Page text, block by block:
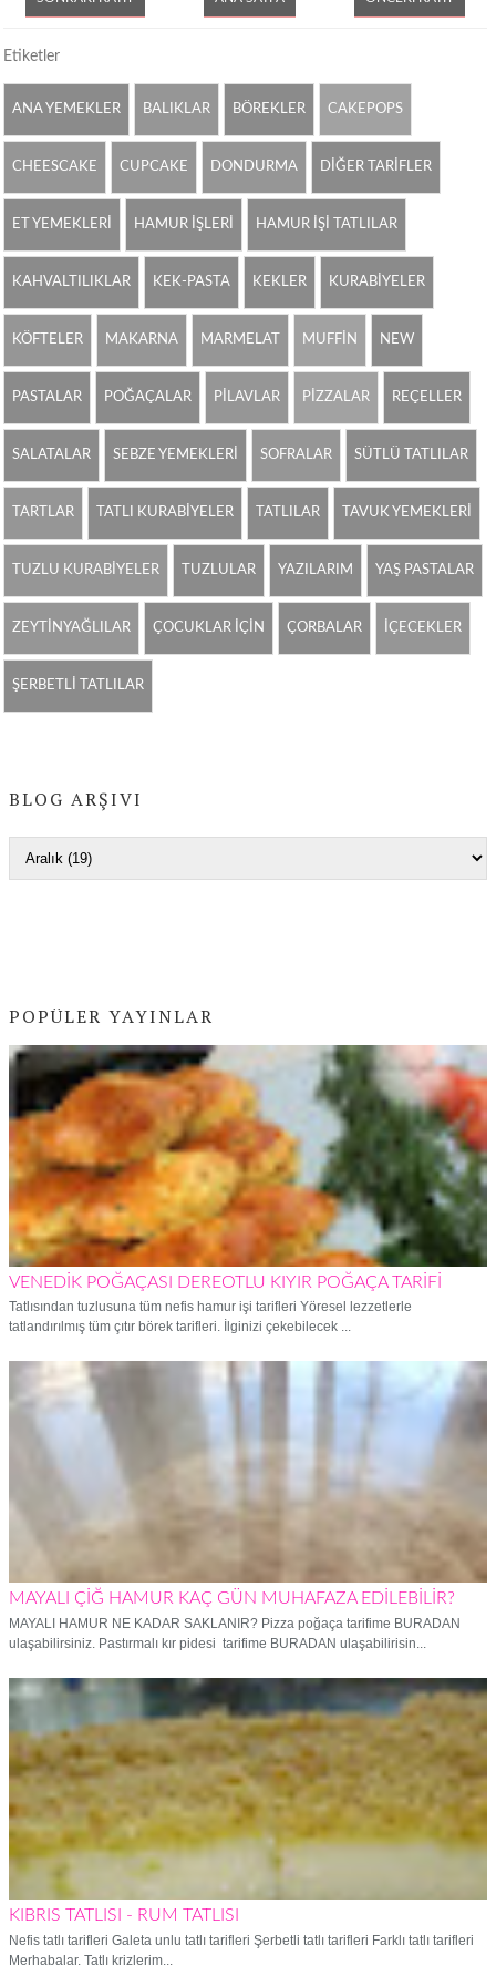
Etiketler
ANA YEMEKLER BALIKLAR BÖREKLER CAKEPOPS
CHEESCAKE CUPCAKE DONDURMA DİĞER TARİFLER
ET YEMEKLERİ HAMUR İŞLERİ HAMUR İŞİ TATLILAR
KAHVALTILIKLAR KEK-PASTA KEKLER KURABİYELER
KÖFTELER MAKARNA MARMELAT MUFFİN NEW
PASTALAR POĞAÇALAR PİLAVLAR PİZZALAR REÇELLER
SALATALAR SEBZE YEMEKLERİ SOFRALAR SÜTLÜ TATLILAR
TARTLAR TATLI KURABİYELER TATLILAR TAVUK YEMEKLERİ
TUZLU KURABİYELER TUZLULAR YAZILARIM YAŞ PASTALAR
ZEYTİNYAĞLILAR ÇOCUKLAR İÇİN ÇORBALAR İÇECEKLER
ŞERBETLİ TATLILAR
BLOG ARŞIVI
POPÜLER YAYINLAR
VENEDİK POĞAÇASI DEREOTLU KIYIR POĞAÇA TARİFİ
Tatlısından tuzlusuna tüm nefis hamur işi tarifleri Yöresel lezzetlerle
tatlandırılmış tüm çıtır börek tarifleri. İlginizi çekebilecek ...
MAYALI ÇİĞ HAMUR KAÇ GÜN MUHAFAZA EDİLEBİLİR?
MAYALI HAMUR NE KADAR SAKLANIR? Pizza poğaça tarifime BURADAN
ulaşabilirsiniz. Pastırmalı kır pidesi tarifime BURADAN ulaşabilirisin...
KIBRIS TATLISI - RUM TATLISI
Nefis tatlı tarifleri Galeta unlu tatlı tarifleri Şerbetli tatlı tarifleri Farklı tatlı tarifleri
Merhabalar. Tatlı krizlerim...